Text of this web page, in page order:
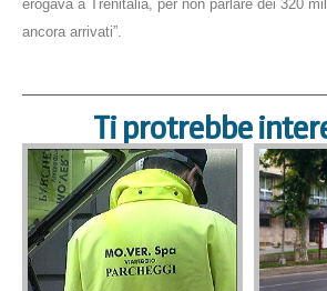
erogava a Trenitalia, per non parlare dei 320
ancora arrivati”.
Ti protrebbe